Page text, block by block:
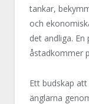
tankar,
och
det andliga.
åstadkommer
Ett budskap
änglarna